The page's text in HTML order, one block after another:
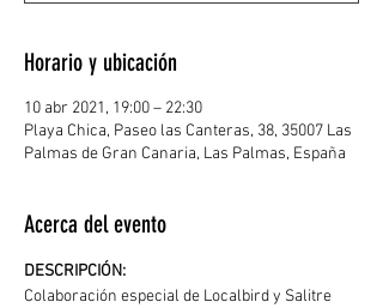
Horario y ubicación
10 abr 2021, 19:00 – 22:30
Playa Chica, Paseo las Canteras, 38, 35007 Las
Palmas de Gran Canaria, Las Palmas, España
Acerca del evento
DESCRIPCIÓN:
Colaboración especial de Localbird y Salitre